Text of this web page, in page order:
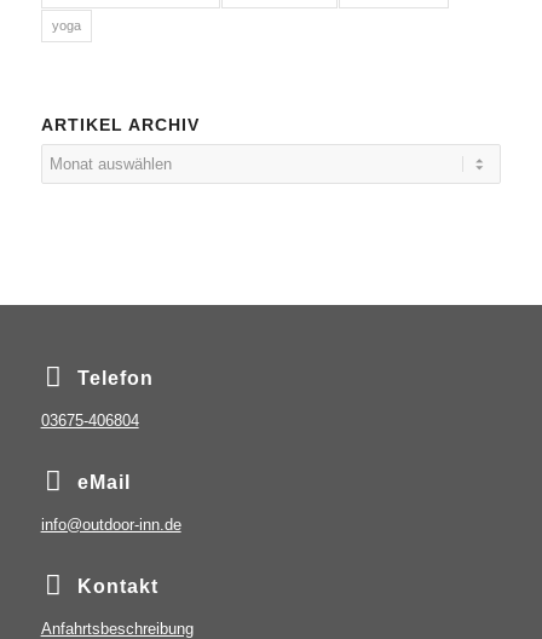
yoga
ARTIKEL ARCHIV
Telefon
03675-406804
eMail
info@outdoor-inn.de
Kontakt
Anfahrtsbeschreibung